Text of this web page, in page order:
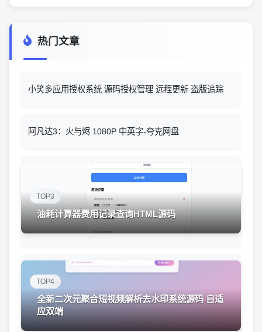
热门文章
小笑多应用授权系统 源码授权管理 远程更新 盗版追踪
阿凡达3：火与烬 1080P 中英字-夸克网盘
TOP3
油耗计算器费用记录查询HTML源码
TOP4
全新二次元聚合短视频解析去水印系统源码 自适
应双端